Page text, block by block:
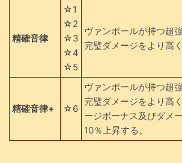
精確音律
☆1
☆2
☆3
☆4
☆5
ヴァンポールが持つ超
完璧ダメージをより高く
精確音律+ ☆6
ヴァンポールが持つ超
完璧ダメージをより高
ージボーナス及びダメ
10％上昇する。